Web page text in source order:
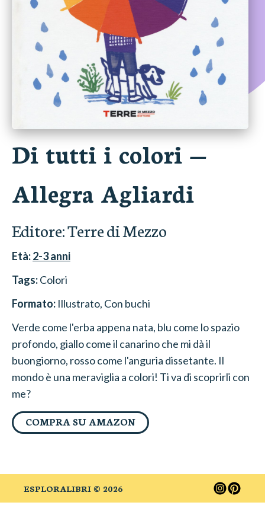
Di tutti i colori —
Allegra Agliardi
Editore:Terre di Mezzo
Età:2-3anni
Tags:Colori
Formato: Illustrato, Con buchi
Verde come l'erba appena nata, blu come lo spazio
profondo, giallo come il canarino che mi dà il
buongiorno, rosso come l'anguria dissetante. Il
mondo è una meraviglia a colori! Ti va di scoprirli con
me?
COMPRA SU AMAZON
ESPLORALIBRI © 2026